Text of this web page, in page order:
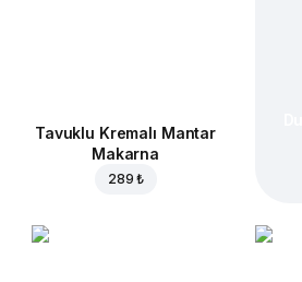
Tavuklu Kremalı Mantar
Makarna
289 ₺